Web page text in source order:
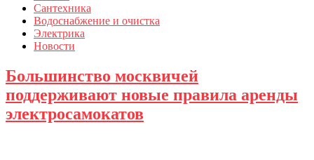
Сантехника
Водоснабжение и очистка
Электрика
Новости
Большинство москвичей
поддерживают новые правила аренды
электросамокатов